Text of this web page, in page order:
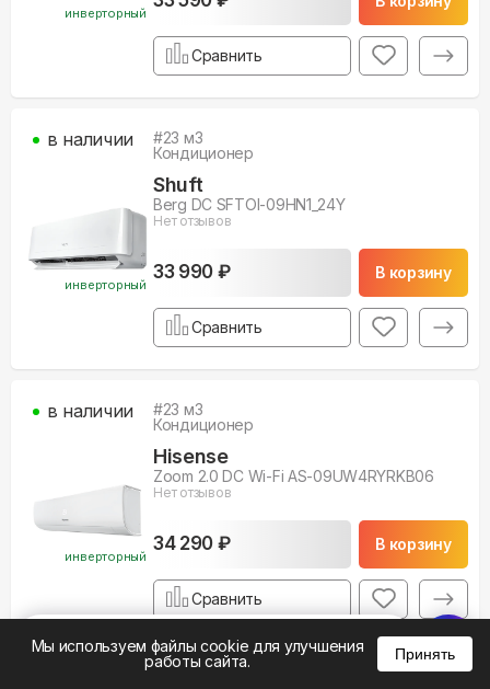
инверторный
Сравнить
инверторный
#23 м3
Кондиционер
Shuft
Berg DC SFTOI-09HN1_24Y
Нет отзывов
33 990 ₽ В корзину
в наличии
Сравнить
инверторный
#23 м3
Кондиционер
Hisense
Zoom 2.0 DC Wi-Fi AS-09UW4RYRKB06
Нет отзывов
34 290 ₽ В корзину
в наличии
Сравнить
Мы используем файлы cookie для улучшения
работы сайта.
Принять